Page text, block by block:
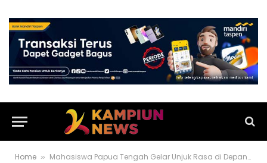
Home » Mahasiswa Papua Tengah Gelar Unjuk Rasa di Depan MK, Tuntut Kembalikan Kemenangan Wandik-Giyai